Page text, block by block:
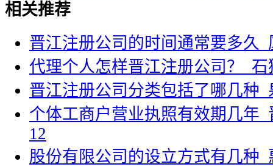
相关推荐
晋江注册公司的时间通常要多久
代理个人怎样晋江注册公司？_
晋江注册公司分类包括了哪几种
个体工商户营业执照有效期几年
12
股份有限公司的设立方式有几种